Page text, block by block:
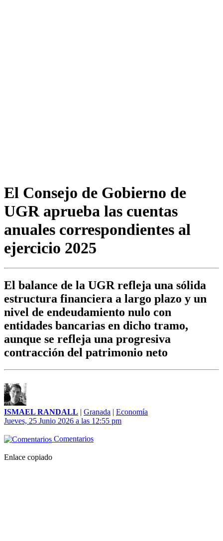
El Consejo de Gobierno de
UGR aprueba las cuentas
anuales correspondientes al
ejercicio 2025
El balance de la UGR refleja una sólida
estructura financiera a largo plazo y un
nivel de endeudamiento nulo con
entidades bancarias en dicho tramo,
aunque se refleja una progresiva
contracción del patrimonio neto
ISMAEL RANDALL | Granada | Economía
Jueves, 25 Junio 2026 a las 12:55 pm
Comentarios
Enlace copiado